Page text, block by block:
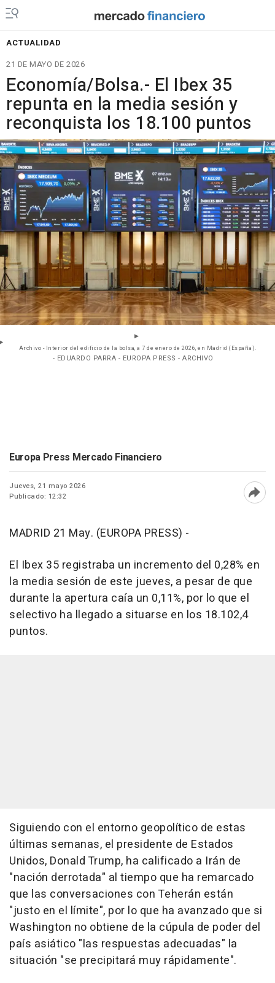
ACTUALIDAD
21 DE MAYO DE 2026
Economía/Bolsa.- El Ibex 35
repunta en la media sesión y
reconquista los 18.100 puntos
Archivo - Interior del edificio de la bolsa, a 7 de enero de 2026, en Madrid (España).
- EDUARDO PARRA - EUROPA PRESS - ARCHIVO
Europa Press Mercado Financiero
Jueves, 21 mayo 2026
Publicado: 12:32
MADRID 21 May. (EUROPA PRESS) -
El Ibex 35 registraba un incremento del 0,28% en
la media sesión de este jueves, a pesar de que
durante la apertura caía un 0,11%, por lo que el
selectivo ha llegado a situarse en los 18.102,4
puntos.
Siguiendo con el entorno geopolítico de estas
últimas semanas, el presidente de Estados
Unidos, Donald Trump, ha calificado a Irán de
"nación derrotada" al tiempo que ha remarcado
que las conversaciones con Teherán están
"justo en el límite", por lo que ha avanzado que si
Washington no obtiene de la cúpula de poder del
país asiático "las respuestas adecuadas" la
situación "se precipitará muy rápidamente".